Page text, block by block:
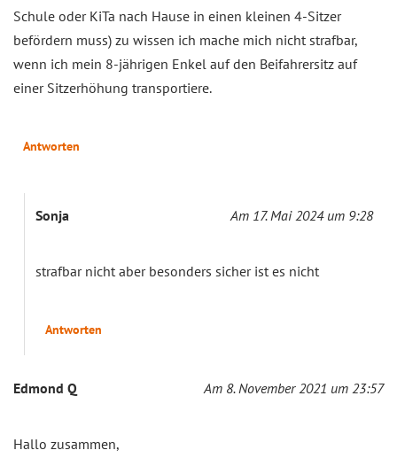
Schule oder KiTa nach Hause in einen kleinen 4-Sitzer
befördern muss) zu wissen ich mache mich nicht strafbar,
wenn ich mein 8-jährigen Enkel auf den Beifahrersitz auf
einer Sitzerhöhung transportiere.
Antworten
Sonja Am 17. Mai 2024 um 9:28
strafbar nicht aber besonders sicher ist es nicht
Antworten
Edmond Q Am 8. November 2021 um 23:57
Hallo zusammen,